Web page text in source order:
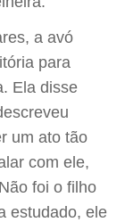
a avó
para
Ela disse
um ato tão
com ele,
foi o filho
estudado, ele